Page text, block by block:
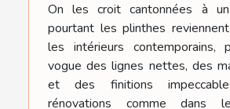
On les croit cantonnées à
pourtant les plinthes
les intérieurs contemporains,
vogue des lignes nettes, des
et des finitions
rénovations comme dans